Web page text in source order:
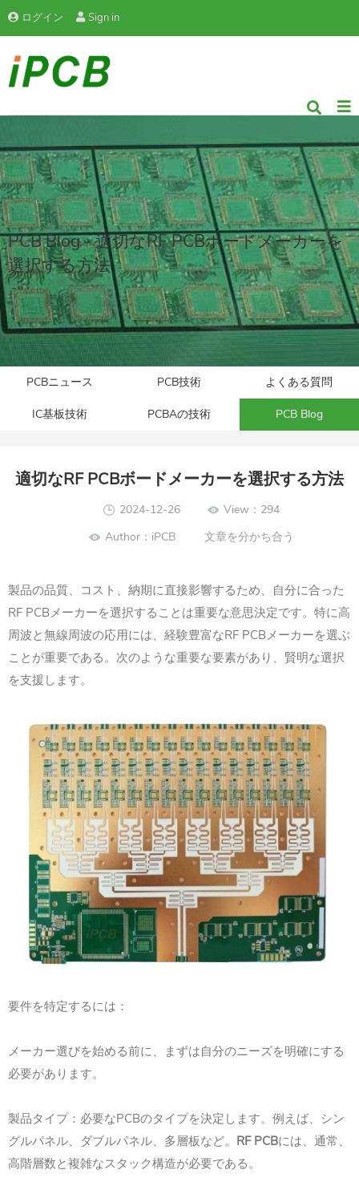
ログイン Sign in
PCB Blog - 適切なRF PCBボードメーカーを
選択する方法
PCBニュース PCB技術 よくある質問
IC基板技術 PCBAの技術 PCB Blog
適切なRF PCBボードメーカーを選択する方法
2024-12-26
View：294
Author：iPCB 文章を分かち合う
製品の品質、コスト、納期に直接影響するため、自分に合った
RF PCBメーカーを選択することは重要な意思決定です。特に高
周波と無線周波の応用には、経験豊富なRF PCBメーカーを選ぶ
ことが重要である。次のような重要な要素があり、賢明な選択
を支援します。
要件を特定するには：
メーカー選びを始める前に、まずは自分のニーズを明確にする
必要があります。
製品タイプ：必要なPCBのタイプを決定します。例えば、シン
グルパネル、ダブルパネル、多層板など。 RF PCBには、通常、
高階層数と複雑なスタック構造が必要である。